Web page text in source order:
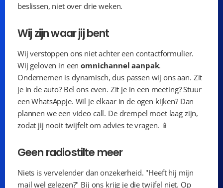
beslissen, niet over drie weken.
Wij zijn waar jij bent
Wij verstoppen ons niet achter een contactformulier.
Wij geloven in een omnichannel aanpak.
Ondernemen is dynamisch, dus passen wij ons aan. Zit
je in de auto? Bel ons even. Zit je in een meeting? Stuur
een WhatsAppje. Wil je elkaar in de ogen kijken? Dan
plannen we een video call. De drempel moet laag zijn,
zodat jij nooit twijfelt om advies te vragen. 📱
Geen radiostilte meer
Niets is vervelender dan onzekerheid. "Heeft hij mijn
mail wel gelezen?" Bij ons krijg je die twijfel niet. Op